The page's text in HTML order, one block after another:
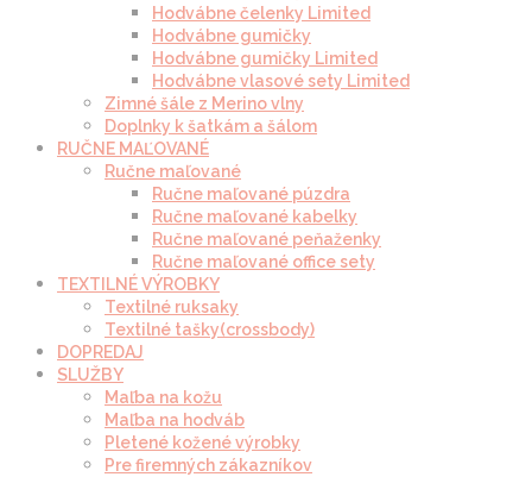
Hodvábne čelenky Limited
Hodvábne gumičky
Hodvábne gumičky Limited
Hodvábne vlasové sety Limited
Zimné šále z Merino vlny
Doplnky k šatkám a šálom
RUČNE MAĽOVANÉ
Ručne maľované
Ručne maľované púzdra
Ručne maľované kabelky
Ručne maľované peňaženky
Ručne maľované office sety
TEXTILNÉ VÝROBKY
Textilné ruksaky
Textilné tašky(crossbody)
DOPREDAJ
SLUŽBY
Maľba na kožu
Maľba na hodváb
Pletené kožené výrobky
Pre firemných zákazníkov